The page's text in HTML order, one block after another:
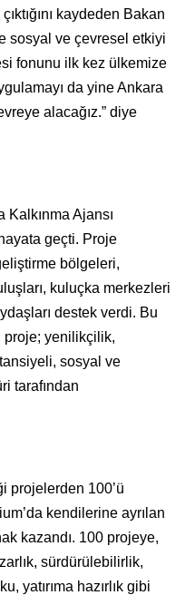
kaydeden Bakan
sosyal ve çevresel etkiyi
fonunu ilk kez ülkemize
da yine Ankara
alacağız.” diye
Kalkınma Ajansı
geçti. Proje
bölgeleri,
kuluçka merkezleri
destek verdi. Bu
proje; yenilikçilik,
sosyal ve
tarafından
projelerden 100’ü
kendilerine ayrılan
kazandı. 100 projeye,
sürdürülebilirlik,
yatırıma hazırlık gibi